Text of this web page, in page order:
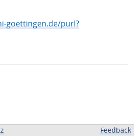
goettingen.de/purl?
Feedback